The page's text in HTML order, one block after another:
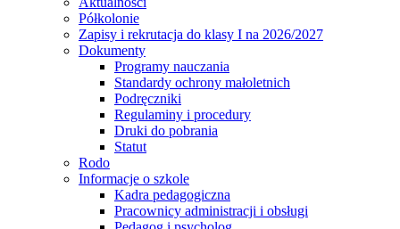
Półkolonie
Zapisy i rekrutacja do klasy I na 2026/2027
Dokumenty
Programy nauczania
Standardy ochrony małoletnich
Podręczniki
Regulaminy i procedury
Druki do pobrania
Statut
Rodo
Informacje o szkole
Kadra pedagogiczna
Pracownicy administracji i obsługi